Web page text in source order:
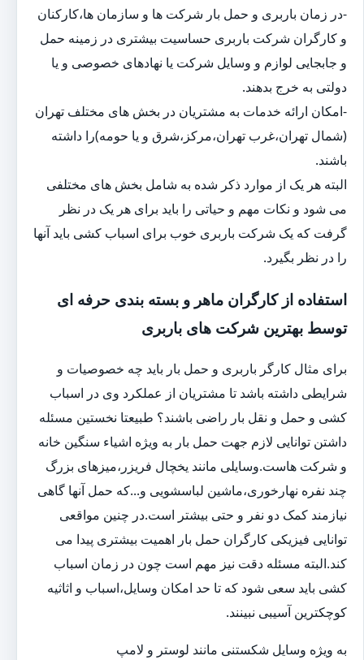
-در زمان باربری و حمل بار شرکت ها و سازمان ها،کارکنان
و کارگران شرکت باربری حساسیت بیشتری در زمینه حمل
و جابجایی لوازم و وسایل شرکت یا نهادهای خصوصی و یا
دولتی به خرج بدهند.
-امکان ارائه خدمات به مشتریان در بخش های مختلف تهران
(شمال تهران،غرب تهران،مرکز،شرق و یا حومه)را داشته
باشند.
البته هر یک از موارد ذکر شده به شامل بخش های مختلفی
می شود و نکات مهم و حیاتی را باید برای هر یک در نظر
گرفت که یک شرکت باربری خوب برای اسباب کشی باید آنها
را در نظر بگیرد.
استفاده از کارگران ماهر و بسته بندی حرفه ای
توسط بهترین شرکت های باربری
برای مثال کارگر باربری و حمل بار باید چه خصوصیات و
شرایطی داشته باشد تا مشتریان از عملکرد وی در اسباب
کشی و حمل و نقل بار راضی باشند؟ طبیعتا نخستین مسئله
داشتن توانایی لازم جهت حمل بار به ویژه اشیاء سنگین خانه
و شرکت هاست.وسایلی مانند یخچال فریزر،میزهای بزرگ
چند نفره نهارخوری،ماشین لباسشویی و...که حمل آنها گاهی
نیازمند کمک دو نفر و حتی بیشتر است.در چنین مواقعی
توانایی فیزیکی کارگران حمل بار اهمیت بیشتری پیدا می
کند.البته مسئله دقت نیز مهم است چون در زمان اسباب
کشی باید سعی شود که تا حد امکان وسایل،اسباب و اثاثیه
کوچکترین آسیبی نبینند.
به ویژه وسایل شکستنی مانند لوستر و لامپ